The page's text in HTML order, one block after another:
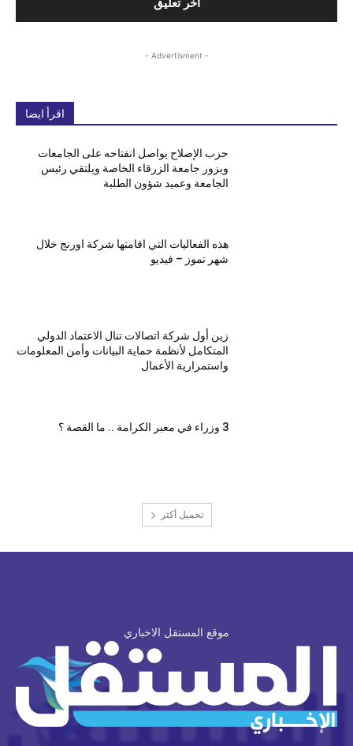
- Advertisment -
اقرأ ايضا
حزب الإصلاح يواصل انفتاحه على الجامعات
ويزور جامعة الزرقاء الخاصة ويلتقي رئيس
الجامعة وعميد شؤون الطلبة
هذه الفعاليات التي اقامتها شركة اورنج خلال
شهر تموز – فيديو
زين أول شركة اتصالات تنال الاعتماد الدولي
المتكامل لأنظمة حماية البيانات وأمن المعلومات
واستمرارية الأعمال
3 وزراء في معبر الكرامة .. ما القصة ؟
تحميل أكثر
موقع المستقل الاخباري